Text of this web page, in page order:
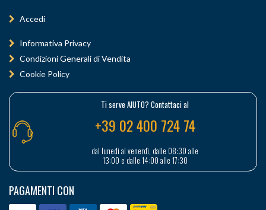
Accedi
Informativa Privacy
Condizioni Generali di Vendita
Cookie Policy
Ti serve AIUTO? Contattaci al
+39 02 400 724 74
dal lunedì al venerdì, dalle 08:30 alle
13:00 e dalle 14:00 alle 17:30
PAGAMENTI CON